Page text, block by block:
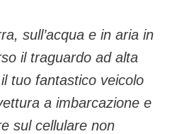
sull’acqua e in aria in
il traguardo ad alta
tuo fantastico veicolo
a imbarcazione e
sul cellulare non